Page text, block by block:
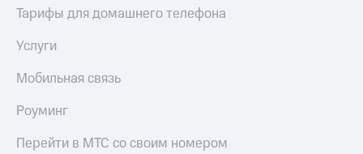
Описание
погашении
Тарифы для домашнего телефона
Услуги
Мобильная связь
Роуминг
Перейти в МТС со своим номером